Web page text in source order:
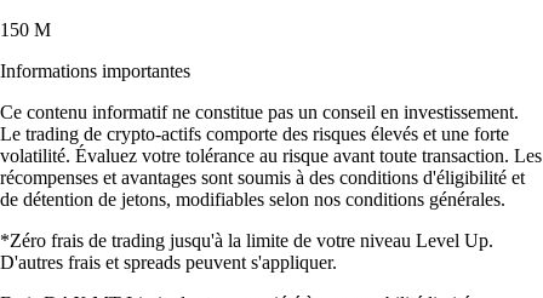
150 M
Informations importantes
Ce contenu informatif ne constitue pas un conseil en investissement.
Le trading de crypto-actifs comporte des risques élevés et une forte
volatilité. Évaluez votre tolérance au risque avant toute transaction. Les
récompenses et avantages sont soumis à des conditions d'éligibilité et
de détention de jetons, modifiables selon nos conditions générales.
*Zéro frais de trading jusqu'à la limite de votre niveau Level Up.
D'autres frais et spreads peuvent s'appliquer.